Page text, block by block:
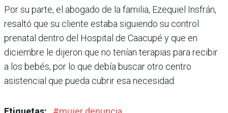
Por su parte, el abogado de la familia, Ezequiel Insfrán,
resaltó que su cliente estaba siguiendo su control
prenatal dentro del Hospital de Caa­cupé y que en
diciembre le dijeron que no tenían tera­pias para recibir
a los bebés, por lo que debía buscar otro centro
asistencial que pueda cubrir esa necesidad.